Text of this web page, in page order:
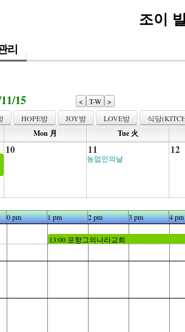
조이
리
15 < T-W >
HOPE방 JOY방 LOVE방 식당
Mon 月 Tue 火
10 11
농업인의날
12
0 pm 1 pm 2 pm 3 pm 4 pm
13:00 포항그의나라교회